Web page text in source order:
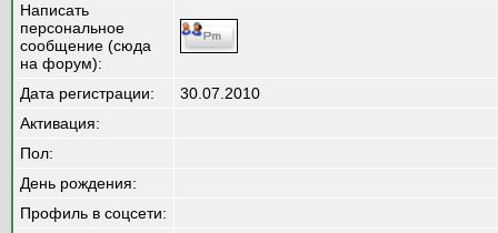
Написать
персональное
сообщение (сюда
на форум):
Дата регистрации:
30.07.2010
Активация:
Пол:
День рождения:
Профиль в соцсети: